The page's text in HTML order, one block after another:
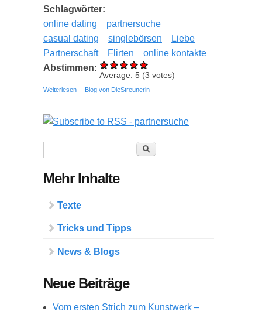
Schlagwörter:
online dating
partnersuche
casual dating
singlebörsen
Liebe
Partnerschaft
Flirten
online kontakte
Abstimmen:
Average: 5 (3 votes)
Weiterlesen über Trends in der modernen Online Dating Welt
Blog von DieStreunerin
Suche
Mehr Inhalte
Texte
Tricks und Tipps
News & Blogs
Neue Beiträge
Vom ersten Strich zum Kunstwerk –